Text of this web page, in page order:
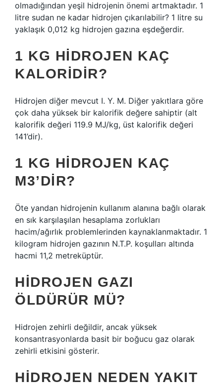
olmadığından yeşil hidrojenin önemi artmaktadır. 1
litre sudan ne kadar hidrojen çıkarılabilir? 1 litre su
yaklaşık 0,012 kg hidrojen gazına eşdeğerdir.
1 KG HIDROJEN KAÇ
KALORIDIR?
Hidrojen diğer mevcut I. Y. M. Diğer yakıtlara göre
çok daha yüksek bir kalorifik değere sahiptir (alt
kalorifik değeri 119.9 MJ/kg, üst kalorifik değeri
141’dir).
1 KG HIDROJEN KAÇ
M3’DIR?
Öte yandan hidrojenin kullanım alanına bağlı olarak
en sık karşılaşılan hesaplama zorlukları
hacim/ağırlık problemlerinden kaynaklanmaktadır. 1
kilogram hidrojen gazının N.T.P. koşulları altında
hacmi 11,2 metreküptür.
HIDROJEN GAZI
ÖLDÜRÜR MÜ?
Hidrojen zehirli değildir, ancak yüksek
konsantrasyonlarda basit bir boğucu gaz olarak
zehirli etkisini gösterir.
HIDROJEN NEDEN YAKIT